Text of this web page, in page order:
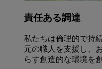
責任ある調達
私たちは倫理的で持
元の職人を支援し、
らす創造的な環境を